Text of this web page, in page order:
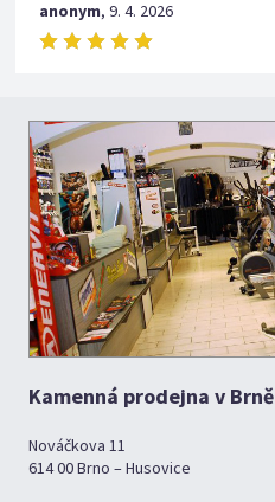
anonym,9. 4. 2026
Kamenná prodejna v Brně
Nováčkova 11
614 00 Brno – Husovice